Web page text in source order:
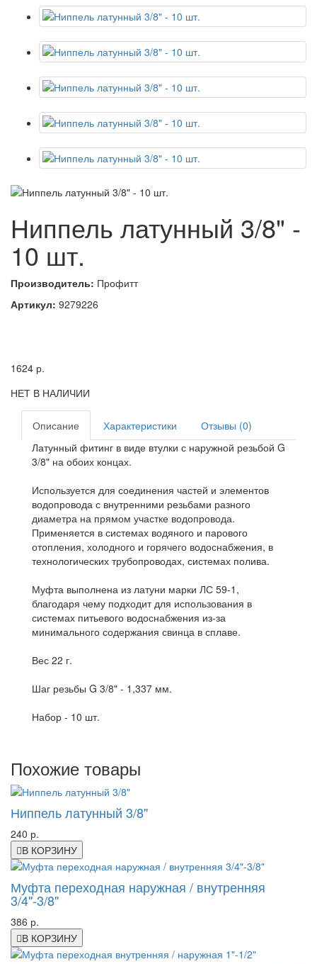
Ниппель латунный 3/8" -
10 шт.
Производитель: Профитт
Артикул: 9279226
1624 р.
НЕТ В НАЛИЧИИ
Описание Характеристики
Отзывы (0)
Латунный фитинг в виде втулки с наружной резьбой G
3/8" на обоих концах.
Используется для соединения частей и элементов
водопровода с внутренними резьбами разного
диаметра на прямом участке водопровода.
Применяется в системах водяного и парового
отопления, холодного и горячего водоснабжения, в
технологических трубопроводах, системах полива.
Муфта выполнена из латуни марки ЛС 59-1,
благодаря чему подходит для использования в
системах питьевого водоснабжения из-за
минимального содержания свинца в сплаве.
Вес 22 г.
Шаг резьбы G 3/8" - 1,337 мм.
Набор - 10 шт.
Похожие товары
Ниппель латунный 3/8"
240 р.
В КОРЗИНУ
Муфта переходная наружная / внутренняя
3/4"-3/8"
386 р.
В КОРЗИНУ